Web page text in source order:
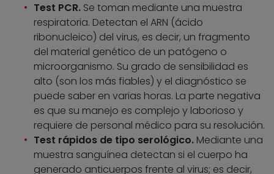
Test PCR. Se toman mediante una muestra
respiratoria. Detectan el ARN (ácido
ribonucleico) del virus, es decir, un fragmento
del material genético de un patógeno o
microorganismo. Su grado de sensibilidad es
alto (son los más fiables) y el diagnóstico se
puede saber en varias horas. La parte negativa
es que su manejo es complejo y laborioso y
requiere de personal médico para su resolución.
Test rápidos de tipo serológico. Mediante una
muestra sanguínea detectan si el cuerpo ha
generado anticuerpos frente al virus; es decir,